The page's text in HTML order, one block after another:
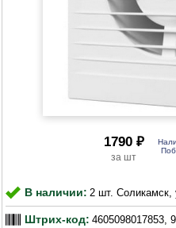
1790 ₽
В наличии: 2 шт.
Штрих-код: 4605098017853,